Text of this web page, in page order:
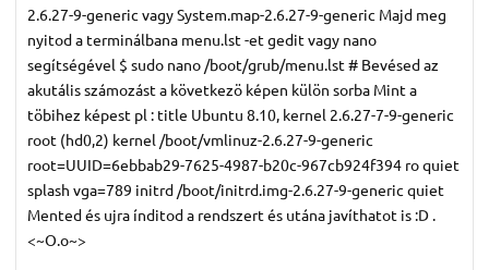
2.6.27-9-generic vagy System.map-2.6.27-9-generic Majd meg
nyitod a terminálbana menu.lst -et gedit vagy nano
segítségével $ sudo nano /boot/grub/menu.lst # Bevésed az
akutális számozást a következö képen külön sorba Mint a
töbihez képest pl : title Ubuntu 8.10, kernel 2.6.27-7-9-generic
root (hd0,2) kernel /boot/vmlinuz-2.6.27-9-generic
root=UUID=6ebbab29-7625-4987-b20c-967cb924f394 ro quiet
splash vga=789 initrd /boot/initrd.img-2.6.27-9-generic quiet
Mented és ujra índitod a rendszert és utána javíthatot is :D .
<~O.o~>